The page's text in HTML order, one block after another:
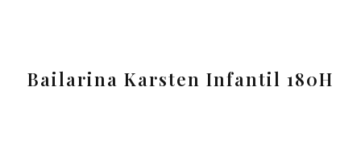
Bailarina Karsten Infantil 180H